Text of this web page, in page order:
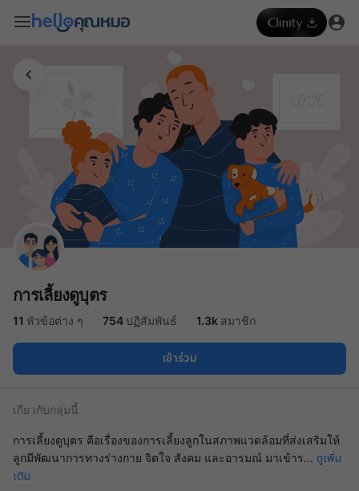
การเลี้ยงดูบุตร
11 หัวข้อต่าง ๆ 754 ปฏิสัมพันธ์ 1.3k สมาชิก
เข้าร่วม
เกี่ยวกับกลุ่มนี้
การเลี้ยงดูบุตร คือเรื่องของการเลี้ยงลูกในสภาพแวดล้อมที่ส่งเสริมให้
ลูกมีพัฒนาการทางร่างกาย จิตใจ สังคม และอารมณ์ มาเข้าร... ดูเพิ่ม
เติม